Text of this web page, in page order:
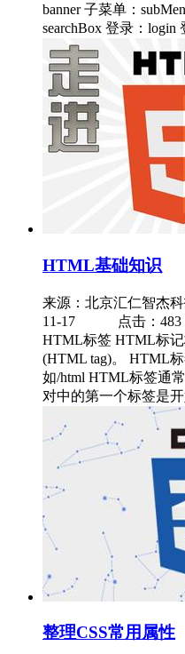
banner 子菜单：
searchBox 登录：
HTML基础知识
来源：北京汇仁智
11-17 点击：483
HTML标签 HTML标
(HTML tag)。 HTML
如/html HTML标签通
对中的第一个标签是
整理CSS常用属性